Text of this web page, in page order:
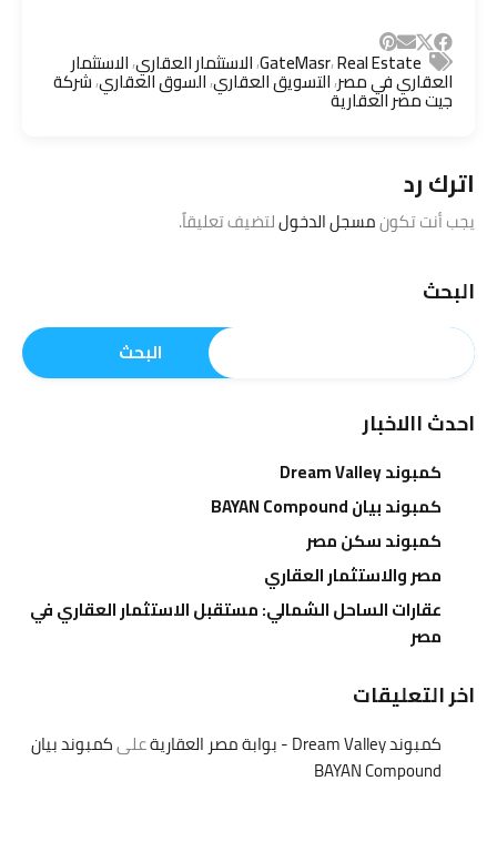
GateMasr,Real Estate
,الاستثمار العقاري,الاستثمار
العقاري في مصر,التسويق العقاري,السوق العقاري,شركة
جيت مصر العقارية
اترك رد
يجب أنت تكونمسجل الدخوللتضيف تعليقاً.
البحث
البحث
احدث االاخبار
كمبوند Dream Valley
كمبوند بيان BAYAN Compound
كمبوند سكن مصر
مصر والاستثمار العقاري
عقارات الساحل الشمالي: مستقبل الاستثمار العقاري في
مصر
اخر التعليقات
كمبوند Dream Valley - بوابة مصر العقارية علىكمبوند بيان
BAYAN Compound